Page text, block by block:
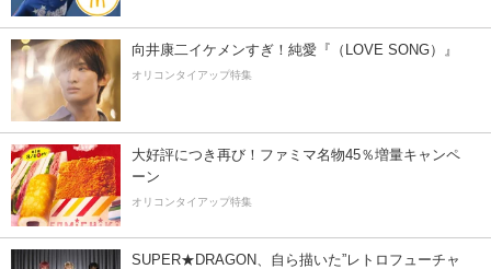
向井康二イケメンすぎ！純愛『（LOVE SONG）』
オリコンタイアップ特集
大好評につき再び！ファミマ名物45％増量キャンペ
ーン
オリコンタイアップ特集
SUPER★DRAGON、自ら描いた”レトロフューチャ